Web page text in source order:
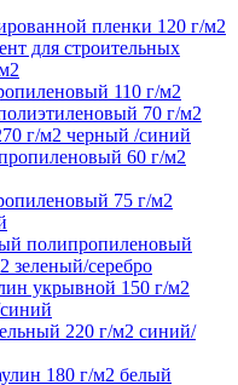
пленки 120 г/м2
для строительных
110 г/м2
70 г/м2
г/м2 черный /синий
60 г/м2
75 г/м2
полипропиленовый
зеленый/серебро
укрывной 150 г/м2
220 г/м2 синий/
180 г/м2 белый